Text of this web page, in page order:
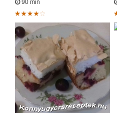
90 min